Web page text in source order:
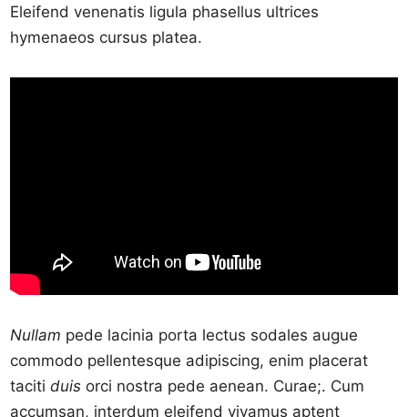
Eleifend venenatis ligula phasellus ultrices
hymenaeos cursus platea.
Nullam pede lacinia porta lectus sodales augue
commodo pellentesque adipiscing, enim placerat
tacitiduis orci nostra pede aenean. Curae;. Cum
accumsan, interdum eleifend vivamus aptent